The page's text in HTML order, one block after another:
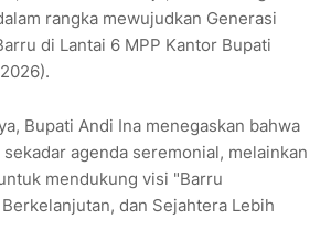
rangka mewujudkan Generasi
di Lantai 6 MPP Kantor Bupati
Bupati Andi Ina menegaskan bahwa
agenda seremonial, melainkan
mendukung visi "Barru
dan Sejahtera Lebih